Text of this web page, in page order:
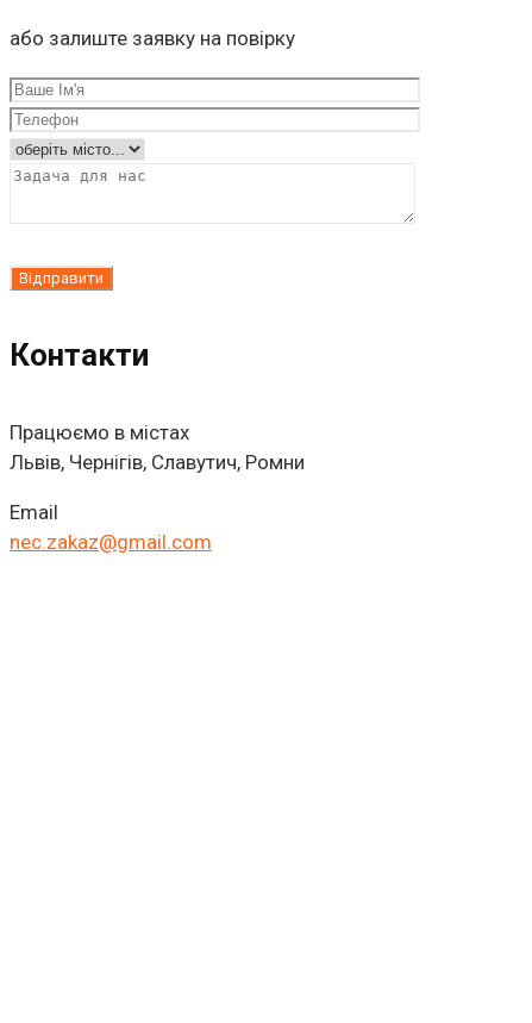
або залиште заявку на повірку
Контакти
Працюємо в містах
Львів, Чернігів, Славутич, Ромни
Email
nec.zakaz@gmail.com